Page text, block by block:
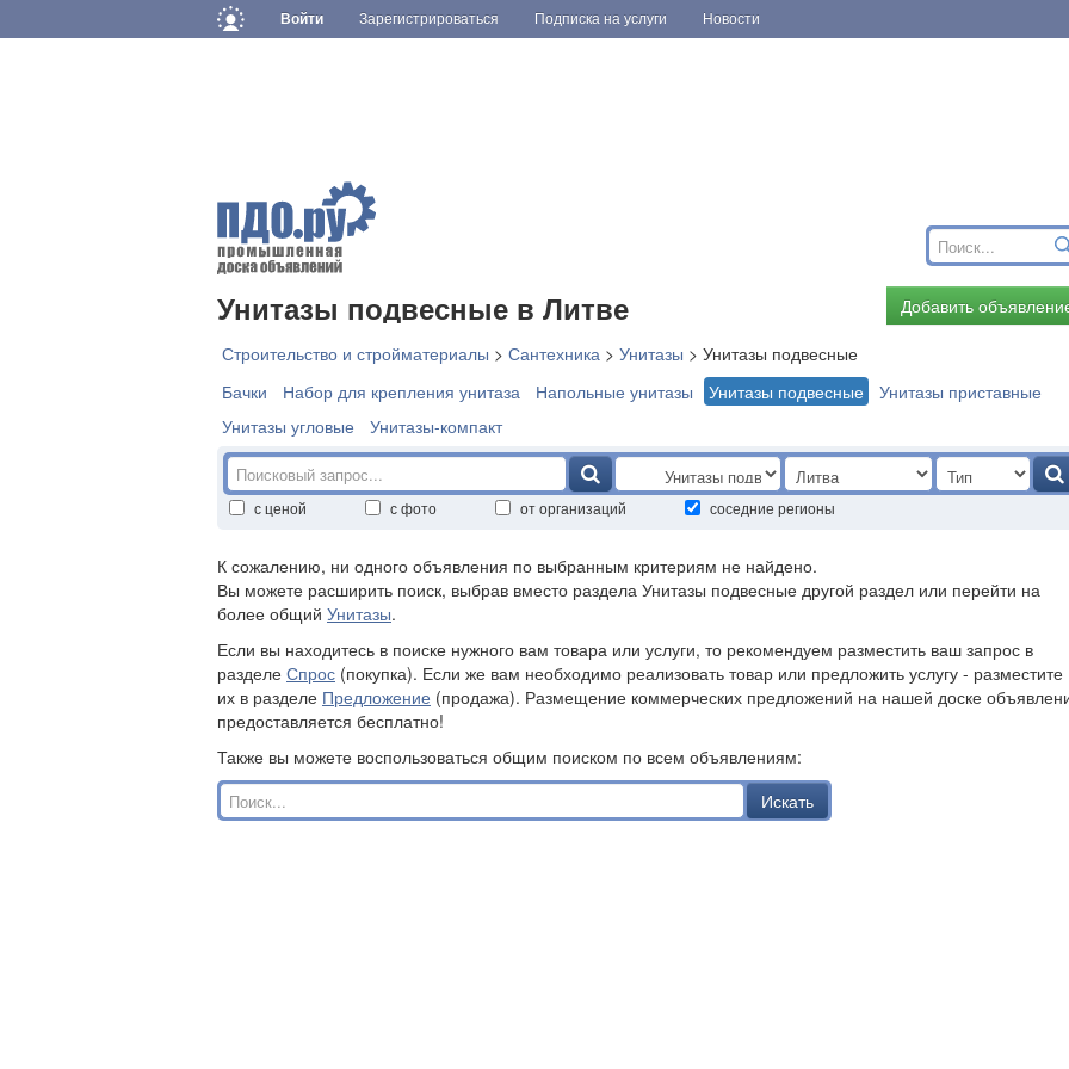
Войти Зарегистрироваться Подписка на услуги Новости
Унитазы подвесные в Литве
Добавить
Строительство и стройматериалы > Сантехника > Унитазы > Унитазы подвесные
Бачки
Набор для крепления унитаза Напольные унитазы Унитазы подвесные
Унитазы приставные
Унитазы угловые
Унитазы-компакт
с ценой с фото от организаций соседние регионы
К сожалению, ни одного объявления по выбранным критериям не найдено.
Вы можете расширить поиск, выбрав вместо раздела Унитазы подвесные другой раздел или перейти на
более общий Унитазы.
Если вы находитесь в поиске нужного вам товара или услуги, то рекомендуем разместить ваш запрос в
разделе Спрос (покупка). Если же вам необходимо реализовать товар или предложить услугу - разместите
их в разделе Предложение (продажа). Размещение коммерческих предложений на нашей доске
предоставляется бесплатно!
Также вы можете воспользоваться общим поиском по всем объявлениям:
Искать